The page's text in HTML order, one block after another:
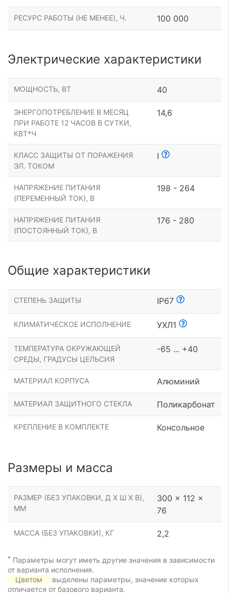
РЕСУРС РАБОТЫ (НЕ МЕНЕЕ), Ч. 100 000
Электрические характеристики
МОЩНОСТЬ, ВТ 40
ЭНЕРГОПОТРЕБЛЕНИЕ В МЕСЯЦ
ПРИ РАБОТЕ 12 ЧАСОВ В СУТКИ,
КВТ*Ч
14,6
КЛАСС ЗАЩИТЫ ОТ ПОРАЖЕНИЯ
ЭЛ. ТОКОМ
I
НАПРЯЖЕНИЕ ПИТАНИЯ
(ПЕРЕМЕННЫЙ ТОК), В
198 - 264
НАПРЯЖЕНИЕ ПИТАНИЯ
(ПОСТОЯННЫЙ ТОК), В
176 - 280
Общие характеристики
СТЕПЕНЬ ЗАЩИТЫ IP67
КЛИМАТИЧЕСКОЕ ИСПОЛНЕНИЕ УХЛ1
ТЕМПЕРАТУРА ОКРУЖАЮЩЕЙ
СРЕДЫ, ГРАДУСЫ ЦЕЛЬСИЯ
-65 ... +40
МАТЕРИАЛ КОРПУСА Алюминий
МАТЕРИАЛ ЗАЩИТНОГО СТЕКЛА Поликарбонат
КРЕПЛЕНИЕ В КОМПЛЕКТЕ Консольное
Размеры и масса
РАЗМЕР (БЕЗ УПАКОВКИ, Д Х Ш Х В),
ММ
300 x 112 x
76
МАССА (БЕЗ УПАКОВКИ), КГ 2,2
* Параметры могут иметь другие значения в зависимости
от варианта исполнения.
Цветом
выделены параметры, значение которых
отличается от базового варианта.